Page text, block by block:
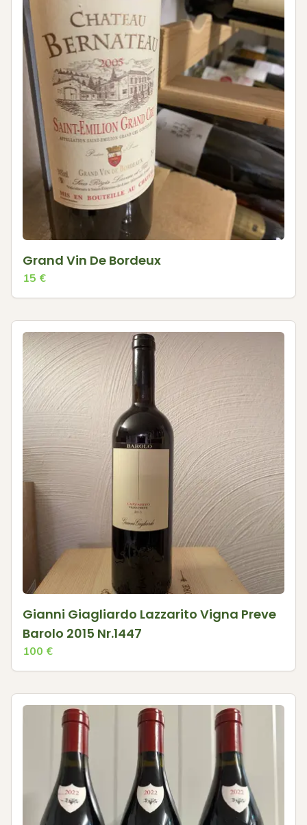
Grand Vin De Bordeux
15 €
Gianni Giagliardo Lazzarito Vigna Preve
Barolo 2015 Nr.1447
100 €